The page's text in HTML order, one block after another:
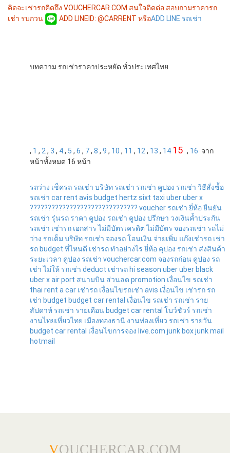
คิดจะเช่ารถคิดถึง VOUCHERCAR.COM สนใจติดต่อ สอบถามราคารถ
เช่า รบกวน
ADD LINEID: @CARRENT หรือADD LINE รถเช่า
บทความ รถเช่าราคาประหยัด ทั่วประเทศไทย
, 1 , 2 , 3 , 4, 5 , 6 , 7, 8 , 9 , 10 , 11 , 12 , 13 , 14 15 , 16 จาก
หน้าทั้งหมด 16 หน้า
รถว่าง เช็ครถ รถเช่า บริษัท รถเช่า รถเช่า คูปอง รถเช่า วิธีสั่งซ์้อ
รถเช่า car rent avis budget hertz sixt taxi uberuber x
?????????????????????????????? voucher รถเช่า ยี่ห้อยืนยัน
รถเช่า รุ่นรถ ราคา คูปอง รถเช่า คูปอง ปรีกษา วงเงินค้ำประกัน
รถเช่า เช่ารถ เอกสาร ไม่มีบัตรเครดิต ไม่มีบัตร จองรถเช่า รถไม่
ว่าง รถเต็ม บริษัท รถเช่า จองรถโอนเงิน จ่ายเพิ่ม แก๊งเช่ารถ เช่า
รถbudget ที่ไหนดี เช่ารถทำอย่างไร ยี่ห้อ คุปอง รถเช่า ส่งสินค้า
ระยะเวลา คูปอง รถเช่า vouchercar.com จองรถก่อน คูปอง รถ
เช่า ไม่ให้ รถเช่า deduct เช่ารถhi season uberuber black
uber xair port สนามบิน ส่วนลด promotion เงื่อนไข รถเช่า
thai rent a car เช่ารถ เงื่อนไขรถเช่า avis เงื่อนไข เช่ารถ รถ
เช่า budget budget car rental เงื่อนไข รถเช่า รถเช่า ราย
สัปดาห์ รถเช่า รายเดือนbudget car rental โบว์ชัวร์ รถเช่า
งานไทยเที่ยวไทย เมืองทองธานี งานท่องเที่ยว รถเช่า รายวัน
budget car rental เงื่อนไขการจอง live.com junk boxjunk mail
hotmail
VOUCHERCAR.COM